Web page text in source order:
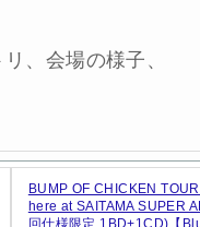
、会場の様子、
BUMP OF CHICKEN
here at SAITAMA SUPER